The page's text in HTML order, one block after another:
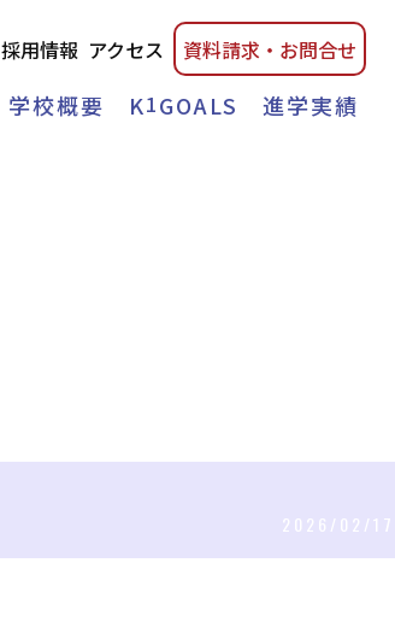
採用情報 アクセス 資料請求・ お問合せ
学校概要 K1GOALS 進学実績
2026/02/17